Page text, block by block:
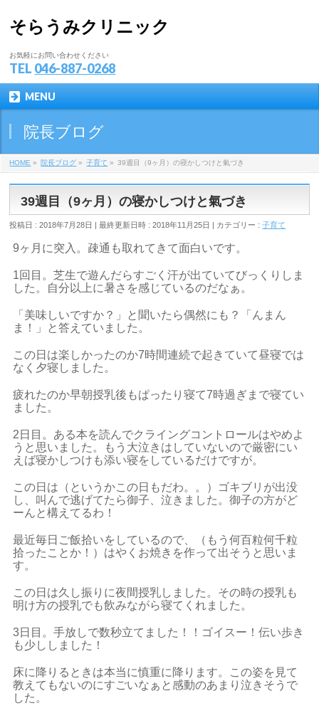
そらうみクリニック
お気軽にお問い合わせください
TEL 046-887-0268
MENU
院長ブログ
HOME » 院長ブログ » 子育て » 39週目（9ヶ月）の寝かしつけと氣づき
39週目（9ヶ月）の寝かしつけと氣づき
投稿日 : 2018年7月28日 最終更新日時 : 2018年11月25日 カテゴリー :子育て
9ヶ月に突入。疎通も取れてきて面白いです。
1回目。芝生で遊んだらすごく汗が出ていてびっくりしま
した。自分以上に暑さを感じているのだなぁ。
「美味しいですか？」と聞いたら偶然にも？「んまん
ま！」と答えていました。
この日は楽しかったのか7時間連続で起きていて昼寝では
なく夕寝しました。
疲れたのか早朝授乳後もぱったり寝て7時過ぎまで寝てい
ました。
2日目。ある本を読んでクライングコントロールはやめよ
うと思いました。もう大泣きはしていないので厳密にい
えば寝かしつけも添い寝をしているだけですが。
この日は（というかこの日もだわ。。）ゴキブリが出没
し、叫んで逃げてたら御子、泣きました。御子の方がど
ーんと構えてるわ！
最近毎日ご飯拾いをしているので、（もう何百粒何千粒
拾ったことか！）はやくお焼きを作って出そうと思いま
す。
この日は久し振りに夜間授乳しました。その時の授乳も
明け方の授乳でも飲みながら寝てくれました。
3日目。手放しで数秒立てました！！ゴイスー！伝い歩き
も少ししました！
床に降りるときは本当に慎重に降ります。この姿を見て
教えてもないのにすごいなぁと感動のあまり泣きそうで
した。